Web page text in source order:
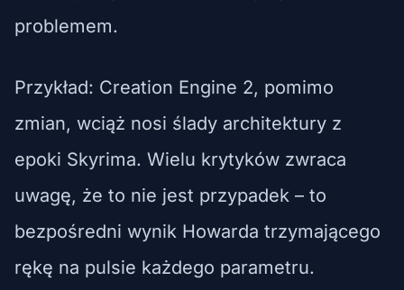
problemem.
Przykład: Creation Engine 2, pomimo
zmian, wciąż nosi ślady architektury z
epoki Skyrima. Wielu krytyków zwraca
uwagę, że to nie jest przypadek – to
bezpośredni wynik Howarda trzymającego
rękę na pulsie każdego parametru.